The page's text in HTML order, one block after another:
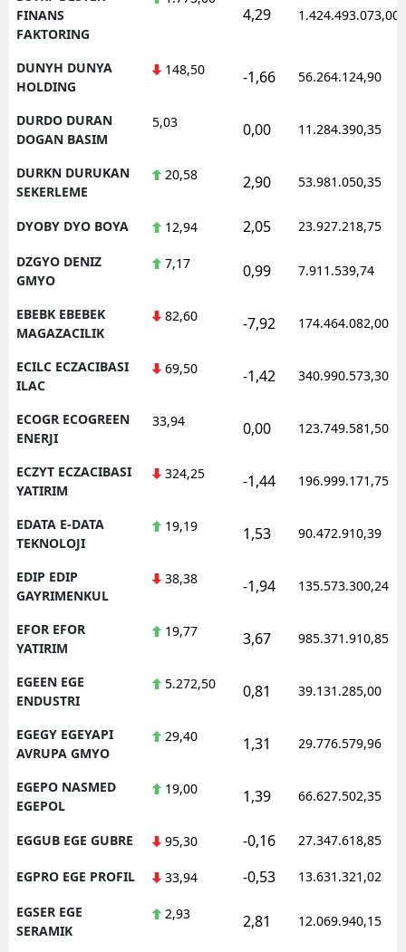
FINANS
FAKTORING
4,29 1.424.493.073,00
DUNYH DUNYA
HOLDING
148,50 -1,66 56.264.124,90
DURDO DURAN
DOGAN BASIM
5,03 0,00 11.284.390,35
DURKN DURUKAN
SEKERLEME
20,58 2,90 53.981.050,35
DYOBY DYO BOYA 12,94 2,05 23.927.218,75
DZGYO DENIZ
GMYO
7,17 0,99 7.911.539,74
EBEBK EBEBEK
MAGAZACILIK
82,60 -7,92 174.464.082,00
ECILC ECZACIBASI
ILAC
69,50 -1,42 340.990.573,30
ECOGR ECOGREEN
ENERJI
33,94 0,00 123.749.581,50
ECZYT ECZACIBASI
YATIRIM
324,25 -1,44 196.999.171,75
EDATA E-DATA
TEKNOLOJI
19,19 1,53 90.472.910,39
EDIP EDIP
GAYRIMENKUL
38,38 -1,94 135.573.300,24
EFOR EFOR
YATIRIM
19,77 3,67 985.371.910,85
EGEEN EGE
ENDUSTRI
5.272,50 0,81 39.131.285,00
EGEGY EGEYAPI
AVRUPA GMYO
29,40 1,31 29.776.579,96
EGEPO NASMED
EGEPOL
19,00 1,39 66.627.502,35
EGGUB EGE GUBRE 95,30 -0,16 27.347.618,85
EGPRO EGE PROFIL 33,94 -0,53 13.631.321,02
EGSER EGE
SERAMIK
2,93 2,81 12.069.940,15